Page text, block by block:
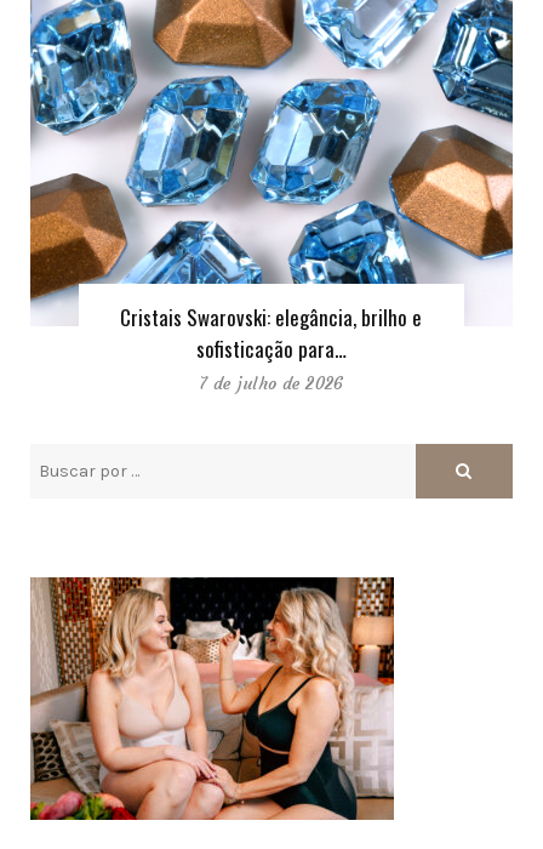
Cristais Swarovski: elegância, brilho e
sofisticação para…
7 de julho de 2026